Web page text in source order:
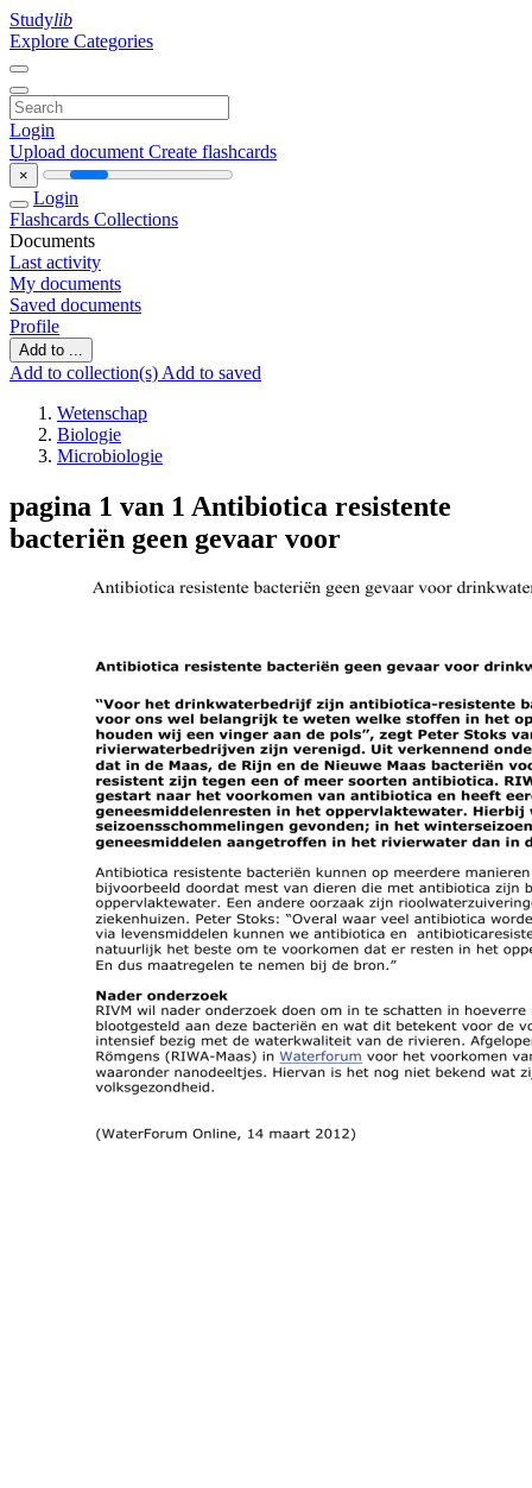
Studylib
Explore Categories
Login
Upload document Create flashcards
×
Login
Flashcards Collections
Documents
Last activity
My documents
Saved documents
Profile
Add to ...
Add to collection(s) Add to saved
Wetenschap
Biologie
Microbiologie
pagina 1 van 1 Antibiotica resistente
bacteriën geen gevaar voor